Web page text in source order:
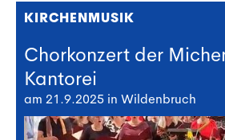
KIRCHENMUSIK
Chorkonzert der
Kantorei
am 21.9.2025 in Wildenbruch